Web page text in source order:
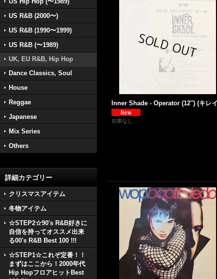
US R&B (2000〜)
US R&B (1990〜1999)
US R&B (〜1989)
UK, EU R&B, Hip Hop
Dance Classics, Soul
House
Reggae
Japanese
Mix Series
Others
詳細カテゴリー
クリスマスアイテム
冬物アイテム
☆STEP2☆90's R&B好きに
自信を持ってオススメ出来
る00's R&B Best 100 !!!
☆STEP1☆これぞ定番！！
まずはここから！2000年代
Hip HopフロアヒットBest
Inner Shade - Operator (12'') (キレ
在庫なし